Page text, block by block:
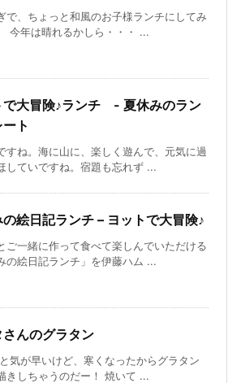
で、ちょっと和風のお子様ランチにしてみ
今年は晴れるかしら・・・ ...
で大冒険♪ランチ - 夏休みのラン
ト
すね。海に山に、楽しく遊んで、元気に過
していですね。宿題も忘れず ...
絵日記ランチ – ヨットで大冒険♪
ご一緒に作って食べて楽しんでいただける
の絵日記ランチ」を伊藤ハム ...
んのグラタン
気が早いけど、寒くなったからグラタン
きしちゃうのだー！ 焼いて ...